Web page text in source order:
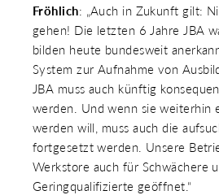
Fröhlich: „Auch in Zukunft gilt:
gehen! Die letzten 6 Jahre JBA
bilden heute bundesweit
System zur Aufnahme von
JBA muss auch künftig
werden. Und wenn sie weiterhin
werden will, muss auch die
fortgesetzt werden. Unsere
Werkstore auch für Schwächere
Geringqualifizierte geöffnet.“